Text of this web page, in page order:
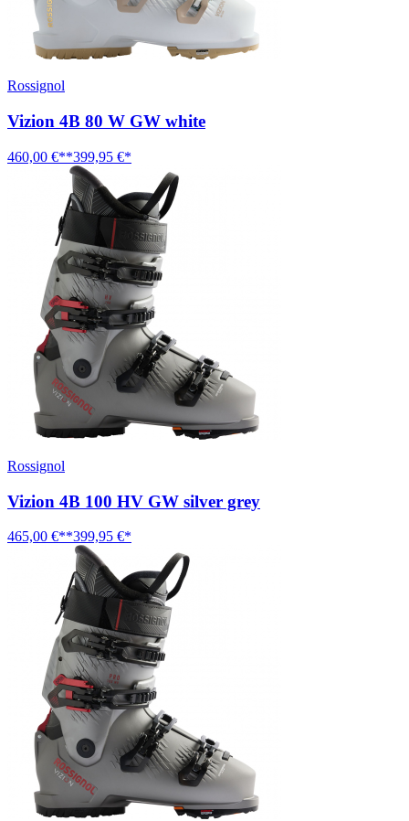
Rossignol
Vizion 4B 80 W GW white
460,00 €**399,95 €*
Rossignol
Vizion 4B 100 HV GW silver grey
465,00 €**399,95 €*